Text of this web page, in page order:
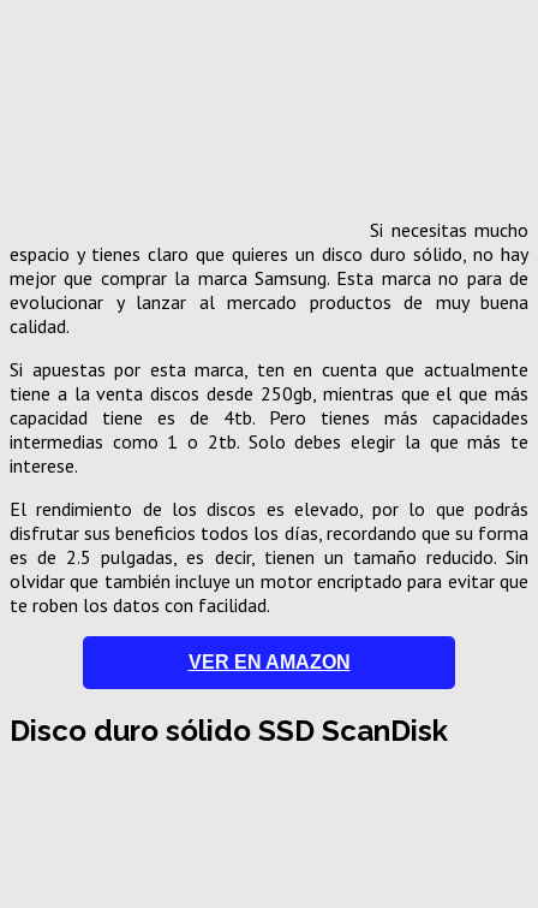
Si necesitas mucho
espacio y tienes claro que quieres un disco duro sólido, no hay
mejor que comprar la marca Samsung. Esta marca no para de
evolucionar y lanzar al mercado productos de muy buena
calidad.
Si apuestas por esta marca, ten en cuenta que actualmente
tiene a la venta discos desde 250gb, mientras que el que más
capacidad tiene es de 4tb. Pero tienes más capacidades
intermedias como 1 o 2tb. Solo debes elegir la que más te
interese.
El rendimiento de los discos es elevado, por lo que podrás
disfrutar sus beneficios todos los días, recordando que su forma
es de 2.5 pulgadas, es decir, tienen un tamaño reducido. Sin
olvidar que también incluye un motor encriptado para evitar que
te roben los datos con facilidad.
VER EN AMAZON
Disco duro sólido SSD ScanDisk